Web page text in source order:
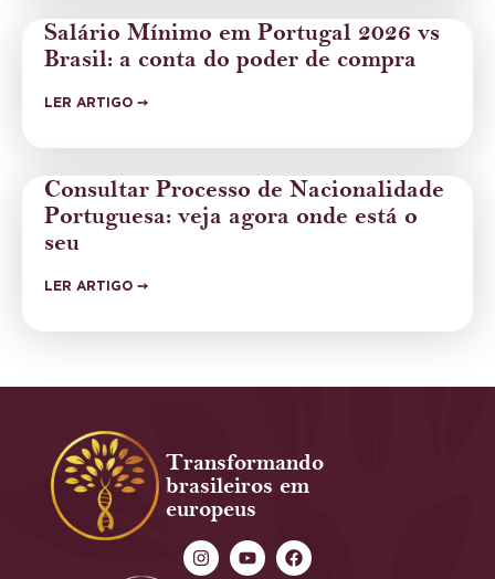
Salário Mínimo em Portugal 2026 vs
Brasil: a conta do poder de compra
LER ARTIGO ➙
Consultar Processo de Nacionalidade
Portuguesa: veja agora onde está o
seu
LER ARTIGO ➙
Transformando
brasileiros em
europeus